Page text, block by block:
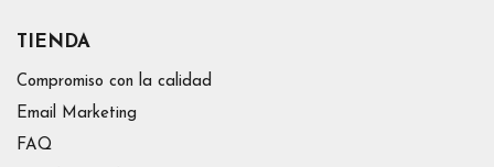
TIENDA
Compromiso con la calidad
Email Marketing
FAQ